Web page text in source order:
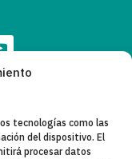
tecnologías como las
del dispositivo. El
procesar datos